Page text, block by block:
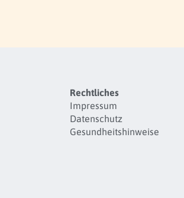
Rechtliches
Impressum
Datenschutz
Gesundheitshinweise